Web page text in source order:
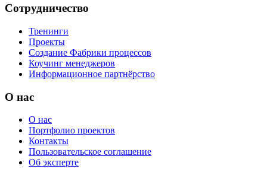
Сотрудничество
Тренинги
Проекты
Создание Фабрики процессов
Коучинг менеджеров
Информационное партнёрство
О нас
О нас
Портфолио проектов
Контакты
Пользовательское соглашение
Об эксперте